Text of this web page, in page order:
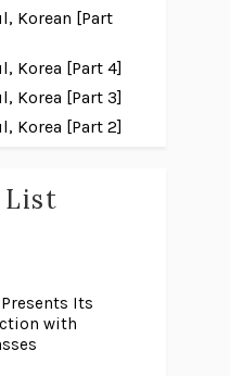
Korean [Part
Korea [Part 4]
Korea [Part 3]
Korea [Part 2]
List
Its
with